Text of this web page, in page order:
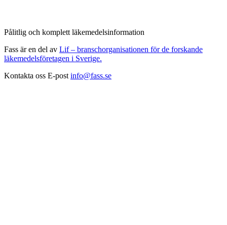
Pålitlig och komplett läkemedelsinformation
Fass är en del av Lif – branschorganisationen för de forskande
läkemedelsföretagen i Sverige.
Kontakta oss E-post info@fass.se